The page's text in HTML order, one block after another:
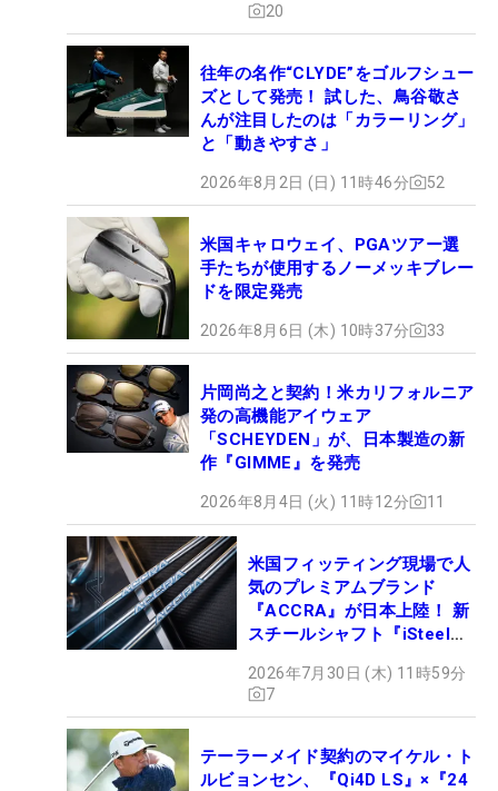
20
往年の名作“CLYDE”をゴルフシュー
ズとして発売！ 試した、鳥谷敬さ
んが注目したのは「カラーリング」
と「動きやすさ」
2026年8月2日 (日) 11時46分 52
米国キャロウェイ、PGAツアー選
手たちが使用するノーメッキブレー
ドを限定発売
2026年8月6日 (木) 10時37分 33
片岡尚之と契約！米カリフォルニア
発の高機能アイウェア
「SCHEYDEN」が、日本製造の新
作『GIMME』を発売
2026年8月4日 (火) 11時12分 11
米国フィッティング現場で人
気のプレミアムブランド
『ACCRA』が日本上陸！ 新
スチールシャフト『iSteel
2026年7月30日 (木) 11時59分
7
テーラーメイド契約のマイケル・ト
ルビョンセン、『Qi4D LS』×『24